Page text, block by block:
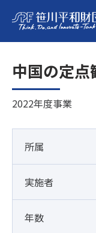
中国の定
2022年度事業
所属
実施者
年数